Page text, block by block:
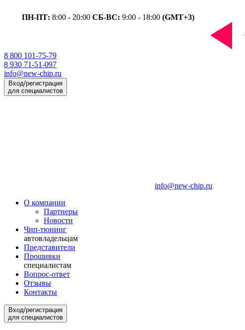
ПН-ПТ: 8:00 - 20:00 СБ-ВС: 9:00 - 18:00 (GMT+3)
8 800 101-75-79
8 930 71-51-097
info@new-chip.ru
Вход/регистрация
для специалистов
info@new-chip.ru
О компании
Партнеры
Новости
Чип-тюнинг
автовладельцам
Представители
Прошивки
специалистам
Вопрос-ответ
Отзывы
Контакты
Вход/регистрация
для специалистов